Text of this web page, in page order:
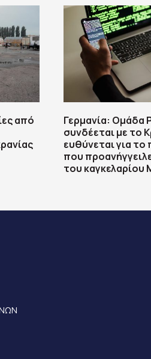
από
Γερμανία: Ομάδα
συνδέεται με το
ευθύνεται για το
που
του καγκελαρίου